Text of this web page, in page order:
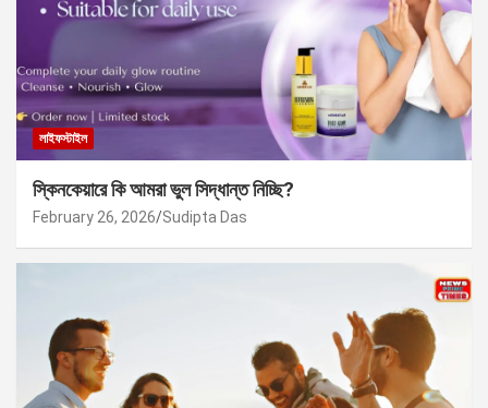
লাইফস্টাইল
স্কিনকেয়ারে কি আমরা ভুল সিদ্ধান্ত নিচ্ছি?
February 26, 2026 Sudipta Das